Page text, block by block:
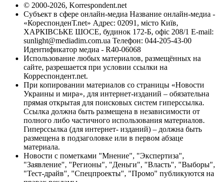
© 2000-2026, Korrespondent.net
Субъект в сфере онлайн-медиа Название онлайн-медиа -
«КореспонденТ.net» Адрес: 02091, місто Київ,
ХАРКІВСЬКЕ ШОСЕ, будинок 172-Б, офіс 208/1 E-mail:
sunlight@mediadim.com.ua Телефон: 044-205-43-00
Идентификатор медиа - R40-06068
Использование любых материалов, размещённых на
сайте, разрешается при условии ссылки на
Корреспондент.net.
При копировании материалов со страницы «Новости
Украины и мира», для интернет-изданий – обязательна
прямая открытая для поисковых систем гиперссылка.
Ссылка должна быть размещена в независимости от
полного либо частичного использования материалов.
Гиперссылка (для интернет- изданий) – должна быть
размещена в подзаголовке или в первом абзаце
материала.
Новости с пометками "Мнение", "Экспертиза",
"Заявление", "Регионы", "Деньги", "Власть", "Выборы",
"Тест-драйв", "Спецпроекты", "Промо" публикуются на